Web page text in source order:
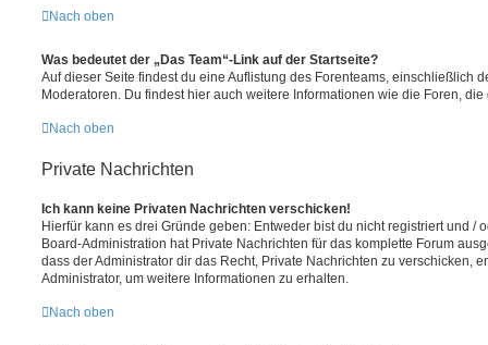
Nach oben
Was bedeutet der „Das Team“-Link auf der Startseite?
Auf dieser Seite findest du eine Auflistung des Forenteams, einschließlich
Moderatoren. Du findest hier auch weitere Informationen wie die Foren,
Nach oben
Private Nachrichten
Ich kann keine Privaten Nachrichten verschicken!
Hierfür kann es drei Gründe geben: Entweder bist du nicht registriert und /
Board-Administration hat Private Nachrichten für das komplette Forum
dass der Administrator dir das Recht, Private Nachrichten zu verschicken,
Administrator, um weitere Informationen zu erhalten.
Nach oben